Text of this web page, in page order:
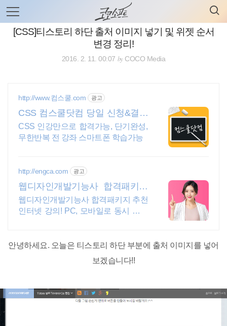
본
[CSS]티스토리 하단 출처 이미지 넣기 및 위젯 순서
변경 정리!
2016. 2. 11. 00:07 byCOCO Media
http://www.컴스쿨.com 광고
CSS 컴스쿨닷컴 당일 신청&결제
시 기프티콘!
CSS 인강만으로 합격가능, 단기완성,
무한반복 전 강좌 스마트폰 학습가능
http://engca.com 광고
웹디자인개발기능사 합격패키지
PC/스마트폰 동영상강의
웹디자인개발기능사 합격패키지 추천
인터넷 강의! PC, 모바일로 동시 수강
안녕하세요. 오늘은 티스토리 하단 부분에 출처 이미지를 넣어
보겠습니다!!
태그 글쓰기 관리홈
색